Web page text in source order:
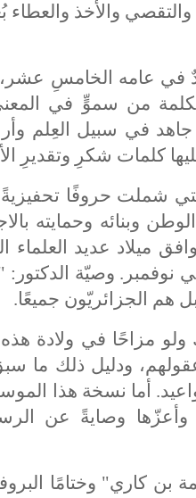
والأخذ والعطاء
في عامه الخامسِ
من سموٍّ في
في سبيل العِلم
كلمات شكرِ وتقديرِ
شملت حروفًا
وبنائه وحمايته
ميلاد عديد العلماء
وصيّة الدكتور:
هم الجزائريّون جميعًا.
مزاحًا في ولادة هذه
ودليل ذلك ما
أما نسخة هذا
وأعزّها وصايةً عن
بن كاري" وختامًا